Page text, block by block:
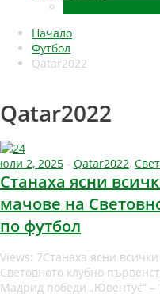
Начало
Футбол
Qatar2022
Qatar2022
юли 2, 2025 - Qatar2022,
Станаха ясни
мачове на
по футбол
Views: 7Станаха ясни
Световното клубно
Мадрид победи „Ювентус“ –